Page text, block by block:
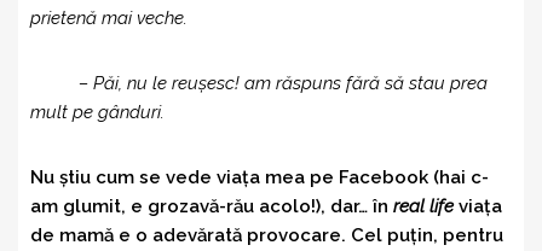
prietenă mai veche.
– Păi, nu le reușesc! am răspuns fără să stau prea
mult pe gânduri.
Nu știu cum se vede viața mea pe Facebook (hai c-
am glumit, e grozavă-rău acolo!), dar… în real lifeviața
de mamă e o adevărată provocare. Cel puțin, pentru